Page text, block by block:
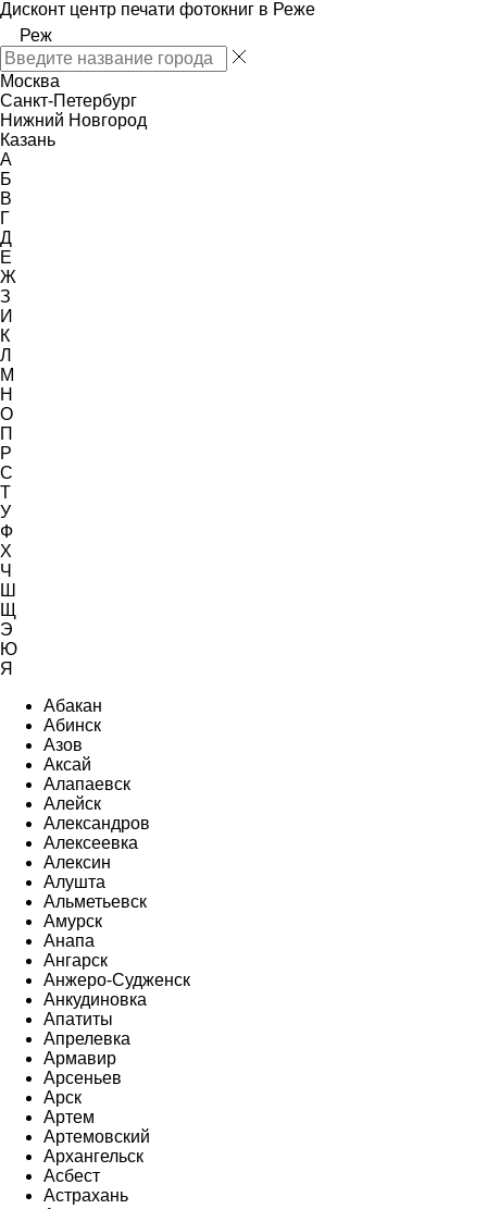
Дисконт центр печати фотокниг в Реже
Реж
Москва
Санкт-Петербург
Нижний Новгород
Казань
А
Б
В
Г
Д
Е
Ж
З
И
К
Л
М
Н
О
П
Р
С
Т
У
Ф
Х
Ч
Ш
Щ
Э
Ю
Я
Абакан
Абинск
Азов
Аксай
Алапаевск
Алейск
Александров
Алексеевка
Алексин
Алушта
Альметьевск
Амурск
Анапа
Ангарск
Анжеро-Судженск
Анкудиновка
Апатиты
Апрелевка
Армавир
Арсеньев
Арск
Артем
Артемовский
Архангельск
Асбест
Астрахань